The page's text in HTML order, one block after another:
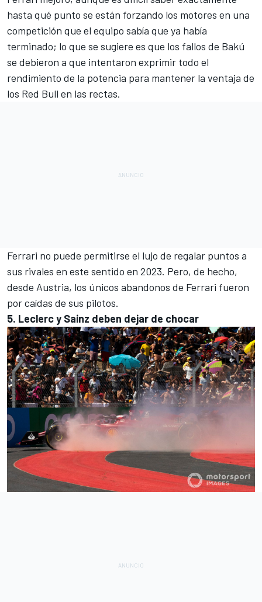
hasta qué punto se están forzando los motores en una
competición que el equipo sabía que ya había
terminado; lo que se sugiere es que los fallos de Bakú
se debieron a que intentaron exprimir todo el
rendimiento de la potencia para mantener la ventaja de
los Red Bull en las rectas.
Ferrari no puede permitirse el lujo de regalar puntos a
sus rivales en este sentido en 2023. Pero, de hecho,
desde Austria, los únicos abandonos de Ferrari fueron
por caídas de sus pilotos.
5. Leclerc y Sainz deben dejar de chocar